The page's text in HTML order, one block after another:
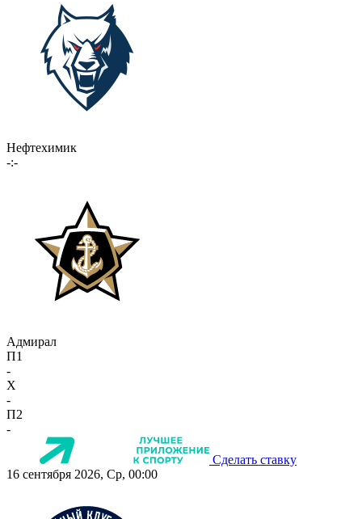
Нефтехимик
-:-
Адмирал
П1
-
X
-
П2
-
Сделать ставку
16 сентября 2026, Ср, 00:00